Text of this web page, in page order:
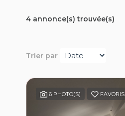
4 annonce(s) trouvée(s)
Trier par
6 PHOTO(S) FAVORIS